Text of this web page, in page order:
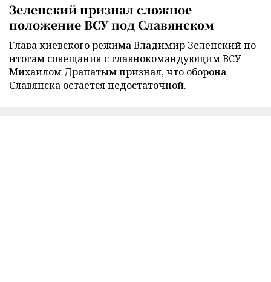
Зеленский признал сложное
положение ВСУ под Славянском
Глава киевского режима Владимир Зеленский по
итогам совещания с главнокомандующим ВСУ
Михаилом Драпатым признал, что оборона
Славянска остается недостаточной.